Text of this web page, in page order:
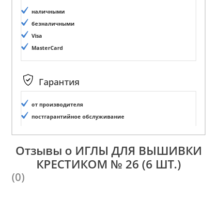
наличными
безналичными
Visa
MasterCard
Гарантия
от производителя
постгарантийное обслуживание
Отзывы о ИГЛЫ ДЛЯ ВЫШИВКИ
КРЕСТИКОМ № 26 (6 ШТ.)
(0)